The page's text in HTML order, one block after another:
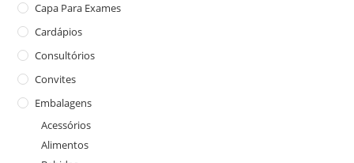
Capa Para Exames
Cardápios
Consultórios
Convites
Embalagens
Acessórios
Alimentos